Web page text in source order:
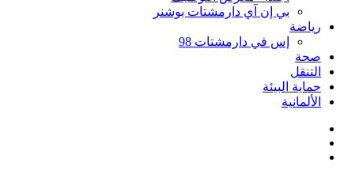
بي إن آي دارمشتات بوشنر
رياضة
إس في دارمشتات 98
صحة
التنقل
حماية البيئة
الألمانية